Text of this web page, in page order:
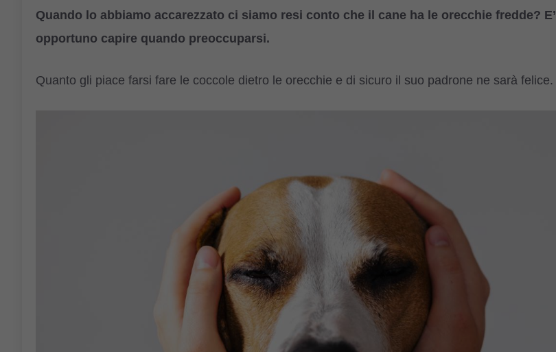
Quando lo abbiamo accarezzato ci siamo resi conto che il cane ha le orecchie fredde? E’
opportuno capire quando preoccuparsi.
Quanto gli piace farsi fare le coccole dietro le orecchie e di sicuro il suo padrone ne sarà felice.